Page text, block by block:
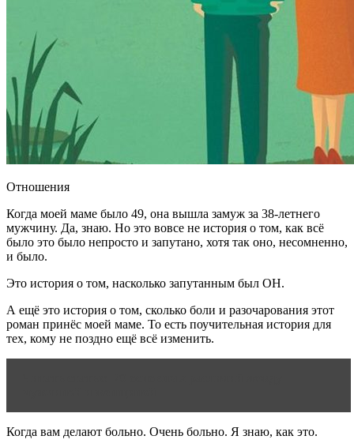
Отношения
Когда моей маме было 49, она вышла замуж за 38-летнего
мужчину. Да, знаю. Но это вовсе не история о том, как всё
было это было непросто и запутано, хотя так оно, несомненно,
и было.
Это история о том, насколько запутанным был ОН.
А ещё это история о том, сколько боли и разочарования этот
роман принёс моей маме. То есть поучительная история для
тех, кому не поздно ещё всё изменить.
Когда вам делают больно. Очень больно. Я знаю, как это.